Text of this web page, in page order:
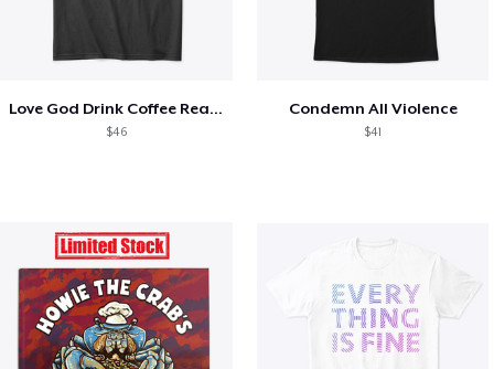
Love God Drink Coffee Read Books
$46
Condemn All Violence
$41